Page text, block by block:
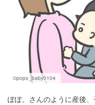
©popo_baby0104
ぽぽ。さんのように産後